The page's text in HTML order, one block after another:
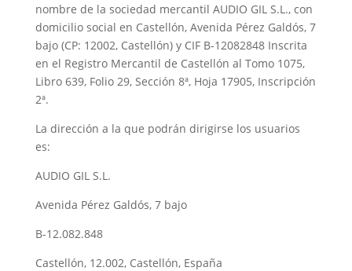
nombre de la sociedad mercantil AUDIO GIL S.L., con
domicilio social en Castellón, Avenida Pérez Galdós, 7
bajo (CP: 12002, Castellón) y CIF B-12082848 Inscrita
en el Registro Mercantil de Castellón al Tomo 1075,
Libro 639, Folio 29, Sección 8ª, Hoja 17905, Inscripción
2ª.
La dirección a la que podrán dirigirse los usuarios
es:
AUDIO GIL S.L.
Avenida Pérez Galdós, 7 bajo
B-12.082.848
Castellón, 12.002, Castellón, España